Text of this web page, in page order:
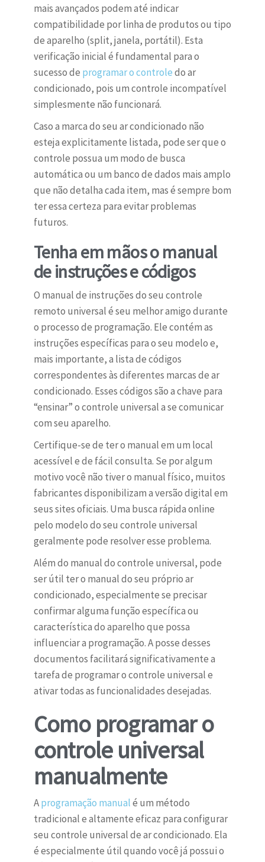
mais avançados podem até indicar
compatibilidade por linha de produtos ou tipo
de aparelho (split, janela, portátil). Esta
verificação inicial é fundamental para o
sucesso de programar o controledo ar
condicionado, pois um controle incompatível
simplesmente não funcionará.
Caso a marca do seu ar condicionado não
esteja explicitamente listada, pode ser que o
controle possua um modo de busca
automática ou um banco de dados mais amplo
que não detalha cada item, mas é sempre bom
ter essa certeza para evitar problemas
futuros.
Tenha em mãos o manual
de instruções e códigos
O manual de instruções do seu controle
remoto universal é seu melhor amigo durante
o processo de programação. Ele contém as
instruções específicas para o seu modelo e,
mais importante, a lista de códigos
correspondentes às diferentes marcas de ar
condicionado. Esses códigos são a chave para
“ensinar” o controle universal a se comunicar
com seu aparelho.
Certifique-se de ter o manual em um local
acessível e de fácil consulta. Se por algum
motivo você não tiver o manual físico, muitos
fabricantes disponibilizam a versão digital em
seus sites oficiais. Uma busca rápida online
pelo modelo do seu controle universal
geralmente pode resolver esse problema.
Além do manual do controle universal, pode
ser útil ter o manual do seu próprio ar
condicionado, especialmente se precisar
confirmar alguma função específica ou
característica do aparelho que possa
influenciar a programação. A posse desses
documentos facilitará significativamente a
tarefa de programar o controle universal e
ativar todas as funcionalidades desejadas.
Como programar o
controle universal
manualmente
Aprogramação manualé um método
tradicional e altamente eficaz para configurar
seu controle universal de ar condicionado. Ela
é especialmente útil quando você já possui o